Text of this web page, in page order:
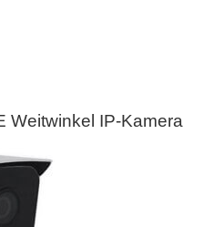
Weitwinkel IP-Kamera